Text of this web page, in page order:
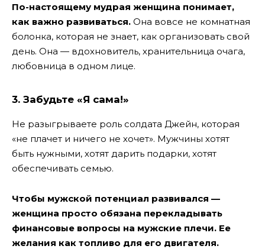
По-настоящему мудрая женщина понимает,
как важно развиваться. Она вовсе не комнатная
болонка, которая не знает, как организовать свой
день. Она — вдохновитель, хранительница очага,
любовница в одном лице.
3. Забудьте «Я сама!»
Не разыгрываете роль солдата Джейн, которая
«не плачет и ничего не хочет». Мужчины хотят
быть нужными, хотят дарить подарки, хотят
обеспечивать семью.
Чтобы мужской потенциал развивался —
женщина просто обязана перекладывать
финансовые вопросы на мужские плечи. Ее
желания как топливо для его двигателя.